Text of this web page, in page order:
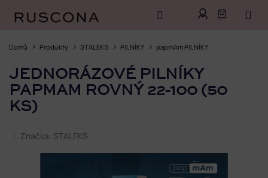
Domů Produkty STALEKS PILNÍKY papmAm PILNÍKY
JEDNORÁZOVÉ PILNÍKY
PAPMAM ROVNÝ 22-100 (50
KS)
Značka: STALEKS